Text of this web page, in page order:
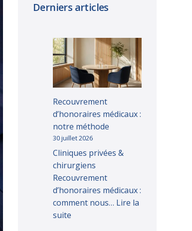
Derniers articles
Recouvrement
d’honoraires médicaux :
notre méthode
30 juillet 2026
Cliniques privées &
chirurgiens
Recouvrement
d’honoraires médicaux :
comment nous… Lire la
suite